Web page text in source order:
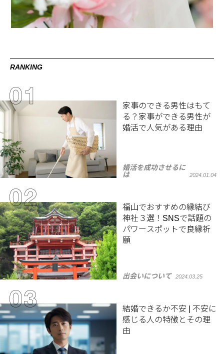
RANKING
家事のできる男性はもて
る？家事ができる男性が
婚活で人気がある理由
婚活を成功させるに
は
2024.01.04
福山でおすすめの縁結び
神社３選！SNSで話題の
パワースポットで良縁祈
願
出会いについて 2024.03.25
結婚できるか不安 | 不安に
感じる人の特徴とその理
由